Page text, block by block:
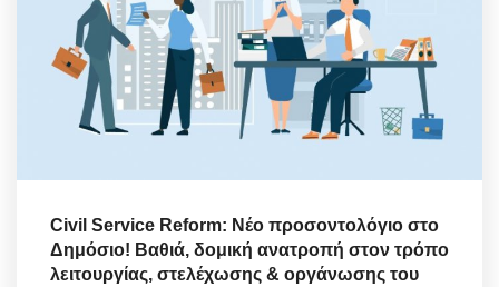
Civil Service Reform: Νέο προσοντολόγιο στο
Δημόσιο! Βαθιά, δομική ανατροπή στον τρόπο
λειτουργίας, στελέχωσης & οργάνωσης του